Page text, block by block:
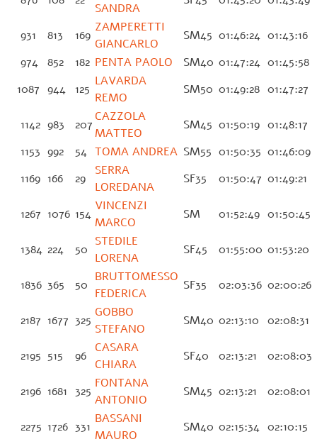
SANDRA
931 813 169
ZAMPERETTI
GIANCARLO
SM45 01:46:24 01:43:16
974 852 182 PENTA PAOLO SM40 01:47:24 01:45:58
1087 944 125
LAVARDA
REMO
SM50 01:49:28 01:47:27
1142 983 207
CAZZOLA
MATTEO
SM45 01:50:19 01:48:17
1153 992 54 TOMA ANDREA SM55 01:50:35 01:46:09
1169 166 29
SERRA
LOREDANA
SF35 01:50:47 01:49:21
1267 1076 154
VINCENZI
MARCO
SM 01:52:49 01:50:45
1384 224 50
STEDILE
LORENA
SF45 01:55:00 01:53:20
1836 365 50
BRUTTOMESSO
FEDERICA
SF35 02:03:36 02:00:26
2187 1677 325
GOBBO
STEFANO
SM40 02:13:10 02:08:31
2195 515 96
CASARA
CHIARA
SF40 02:13:21 02:08:03
2196 1681 325
FONTANA
ANTONIO
SM45 02:13:21 02:08:01
2275 1726 331
BASSANI
MAURO
SM40 02:15:34 02:10:15